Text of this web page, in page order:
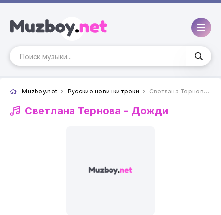
Muzboy.net Русские новинки треки Светлана Тернова - Дожди
Светлана Тернова - Дожди